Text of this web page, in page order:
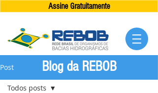
Assine Gratuitamente
Post
Todos posts
Blog da REBOB